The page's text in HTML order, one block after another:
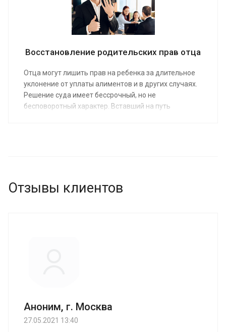
Восстановление родительских прав отца
Отца могут лишить прав на ребенка за длительное
уклонение от уплаты алиментов и в других случаях.
Решение суда имеет бессрочный, но не
бесповоротный характер. Вставший на путь
Отзывы клиентов
Аноним, г. Москва
27.05.2021 13:40